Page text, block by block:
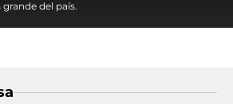
del país.